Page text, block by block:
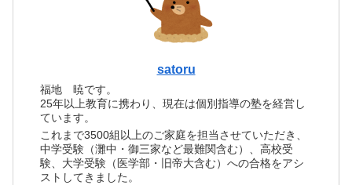
satoru
福地 暁です。
25年以上教育に携わり、現在は個別指導の塾を経営し
ています。
これまで3500組以上のご家庭を担当させていただき、
中学受験（灘中・御三家など最難関含む）、高校受
験、大学受験（医学部・旧帝大含む）への合格をアシ
ストしてきました。